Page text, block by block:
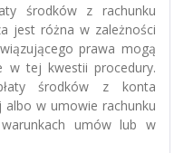
środków z rachunku
jest różna w zależności
prawa mogą
w tej kwestii procedury.
środków z konta
albo w umowie rachunku
umów lub w